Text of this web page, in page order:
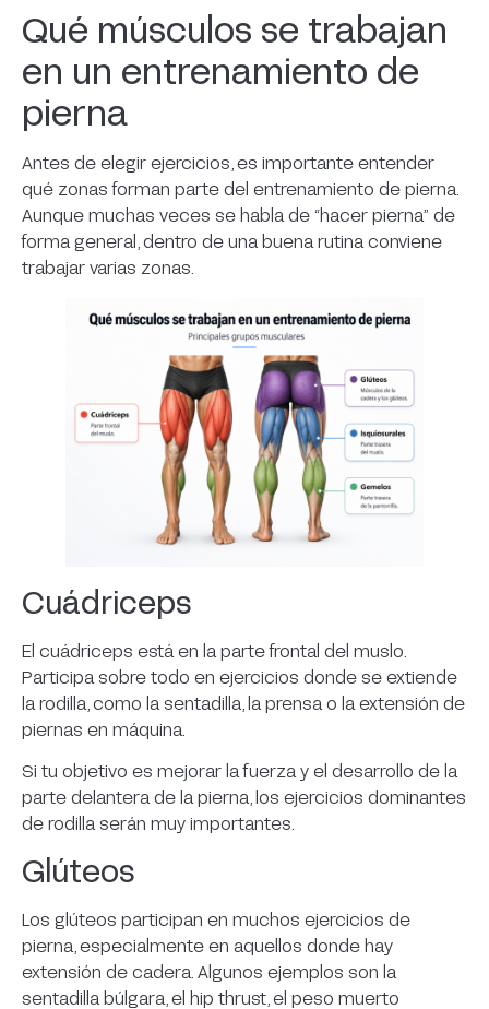
Qué músculos se trabajan
en un entrenamiento de
pierna
Antes de elegir ejercicios, es importante entender
qué zonas forman parte del entrenamiento de pierna.
Aunque muchas veces se habla de “hacer pierna” de
forma general, dentro de una buena rutina conviene
trabajar varias zonas.
Cuádriceps
El cuádriceps está en la parte frontal del muslo.
Participa sobre todo en ejercicios donde se extiende
la rodilla, como la sentadilla, la prensa o la extensión de
piernas en máquina.
Si tu objetivo es mejorar la fuerza y el desarrollo de la
parte delantera de la pierna, los ejercicios dominantes
de rodilla serán muy importantes.
Glúteos
Los glúteos participan en muchos ejercicios de
pierna, especialmente en aquellos donde hay
extensión de cadera. Algunos ejemplos son la
sentadilla búlgara, el hip thrust, el peso muerto
pierna?
¿Puedo entrenar pierna si soy principiante?
Descubre una rutina de pierna adaptada a ti
Sigue aprendiendo con nosotros
Los 6 mejores entrenadores personales para
personas mayores en Barcelona
Los 8 mejores entrenadores personales en
Barcelona
Plan de entrenamiento personalizado vs